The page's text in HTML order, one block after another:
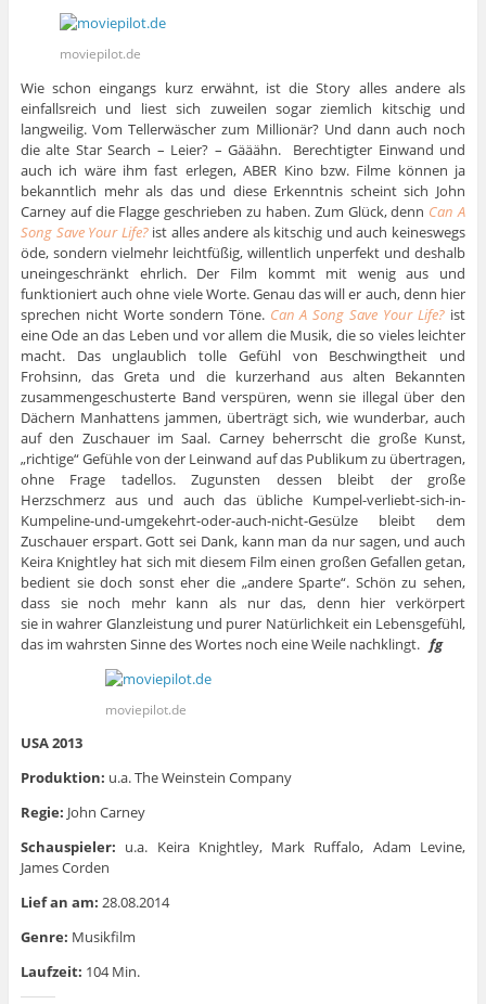
moviepilot.de
Wie schon eingangs kurz erwähnt, ist die Story alles andere als
einfallsreich und liest sich zuweilen sogar ziemlich kitschig und
langweilig. Vom Tellerwäscher zum Millionär? Und dann auch noch
die alte Star Search – Leier? – Gääähn. Berechtigter Einwand und
auch ich wäre ihm fast erlegen, ABER Kino bzw. Filme können ja
bekanntlich mehr als das und diese Erkenntnis scheint sich John
Carney auf die Flagge geschrieben zu haben. Zum Glück, denn Can A
Song Save Your Life? ist alles andere als kitschig und auch keineswegs
öde, sondern vielmehr leichtfüßig, willentlich unperfekt und deshalb
uneingeschränkt ehrlich. Der Film kommt mit wenig aus und
funktioniert auch ohne viele Worte. Genau das will er auch, denn hier
sprechen nicht Worte sondern Töne. Can A Song Save Your Life? ist
eine Ode an das Leben und vor allem die Musik, die so vieles leichter
macht. Das unglaublich tolle Gefühl von Beschwingtheit und
Frohsinn, das Greta und die kurzerhand aus alten Bekannten
zusammengeschusterte Band verspüren, wenn sie illegal über den
Dächern Manhattens jammen, überträgt sich, wie wunderbar, auch
auf den Zuschauer im Saal. Carney beherrscht die große Kunst,
„richtige“ Gefühle von der Leinwand auf das Publikum zu übertragen,
ohne Frage tadellos. Zugunsten dessen bleibt der große
Herzschmerz aus und auch das übliche Kumpel-verliebt-sich-in-
Kumpeline-und-umgekehrt-oder-auch-nicht-Gesülze bleibt dem
Zuschauer erspart. Gott sei Dank, kann man da nur sagen, und auch
Keira Knightley hat sich mit diesem Film einen großen Gefallen getan,
bedient sie doch sonst eher die „andere Sparte“. Schön zu sehen,
dass sie noch mehr kann als nur das, denn hier verkörpert
sie in wahrer Glanzleistung und purer Natürlichkeit ein Lebensgefühl,
das im wahrsten Sinne des Wortes noch eine Weile nachklingt. fg
moviepilot.de
USA 2013
Produktion: u.a. The Weinstein Company
Regie: John Carney
Schauspieler: u.a. Keira Knightley, Mark Ruffalo, Adam Levine,
James Corden
Lief an am: 28.08.2014
Genre: Musikfilm
Laufzeit: 104 Min.